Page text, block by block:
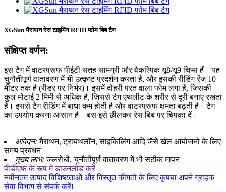
XGSun मैराथन रेस टाइमिंग RFID फोम बिब टैग
संक्षिप्त वर्णन:
इस टैग में वाटरप्रूफ पीईटी सतह सामग्री और वैकल्पिक यू8/यू9 चिप्स हैं। यह
चुनौतीपूर्ण वातावरण में भी उत्कृष्ट प्रदर्शन करता है, और इसकी रीडिंग रेंज 10
मीटर तक है (रीडर पर निर्भर)। इसमें दोहरी परत वाला फोम लगा है, जिसकी
कुल मोटाई 2 मिमी से अधिक है, जिससे टैग एथलीट के शरीर से दूरी बनाए रखता
है। इससे टैग रीडिंग में बाधा कम होती है और वाटरप्रूफ क्षमता बढ़ती है। टैग
का उपयोग करना आसान है—बस इसे छीलकर रेस बिब पर चिपका दें।
आवेदन:मैराथन, ट्रायथलॉन, साइकिलिंग आदि जैसे खेल आयोजनों के लिए
समय प्रबंधन।
मुख्य लाभ:जलरोधी, चुनौतीपूर्ण वातावरण में भी सटीक मापन
पीडीएफ के रूप में डाउनलोड करें
नवीनतम उत्पाद विशिष्टताओं और विस्तृत कीमतों के लिए कृपया अपने ग्राहक
सेवा विभाग से संपर्क करें!